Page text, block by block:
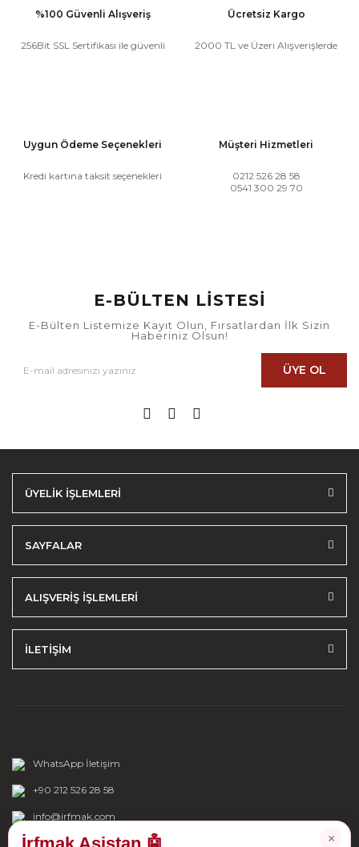
%100 Güvenli Alışveriş
256Bit SSL Sertifikası ile güvenli
Ücretsiz Kargo
2000 TL ve Üzeri Alışverişlerde
Uygun Ödeme Seçenekleri
Kredi kartına taksit seçenekleri
Müşteri Hizmetleri
0212 526 28 58
0541 300 29 70
E-BÜLTEN LİSTESİ
E-Bülten Listemize Kayıt Olun, Fırsatlardan İlk Sizin
Haberiniz Olsun!
ÜYE OL
ÜYELİK İŞLEMLERİ
SAYFALAR
ALIŞVERİŞ İŞLEMLERİ
İLETİŞİM
WhatsApp İletişim
+90 212 526 28 58
info@irfmak.com
×